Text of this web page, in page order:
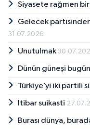
Siyasete rağmen
Gelecek
31.07.2026
Unutulmak
Dünün güneşi
Türkiye’yi iki partili
İtibar suikasti
Burası dünya,